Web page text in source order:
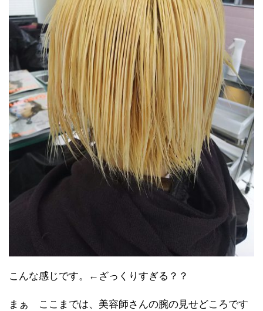
こんな感じです。←ざっくりすぎる？？
まぁ ここまでは、美容師さんの腕の見せどころです